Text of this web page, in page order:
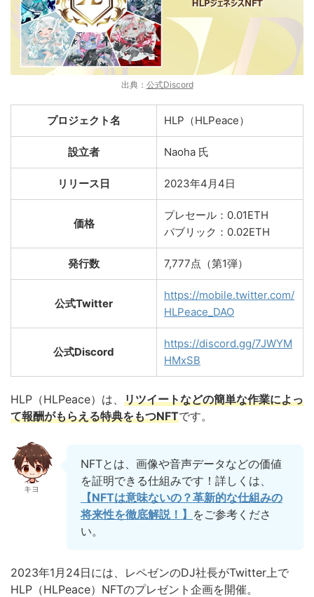
出典： 公式Discord
プロジェクト名 HLP（HLPeace）
設立者 Naoha 氏
リリース日 2023年4月4日
価格
プレセール：0.01ETH
パブリック：0.02ETH
発行数 7,777点（第1弾）
公式Twitter
https://mobile.twitter.com/
HLPeace_DAO
公式Discord
https://discord.gg/7JWYM
HMxSB
HLP（HLPeace）は、 リツイートなどの簡単な作業によっ
て報酬がもらえる特典をもつNFTです。
キヨ
NFTとは、画像や音声データなどの価値
を証明できる仕組みです！詳しくは、
【NFTは意味ないの？革新的な仕組みの
将来性を徹底解説！】 をご参考くださ
い。
2023年1月24日には、レペゼンのDJ社長がTwitter上で
HLP（HLPeace）NFTのプレゼント企画を開催。